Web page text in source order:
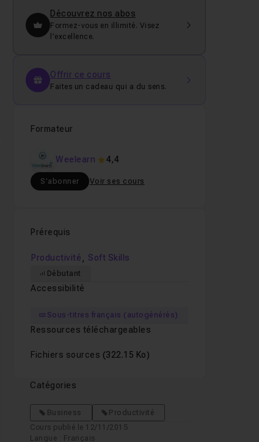
Découvrez nos abos
Formez-vous en illimité. Visez
l’excellence.
Offrir ce cours
Faites un cadeau qui a du sens.
Formateur
Weelearn 4,4
S'abonner Voir ses cours
Prérequis
Productivité , Soft Skills
Débutant
Accessibilité
Sous-titres français (autogénérés)
Ressources téléchargeables
Fichiers sources (322.15 Ko)
Catégories
Business
Productivité
Cours publié le 12/11/2015
Langue : Français